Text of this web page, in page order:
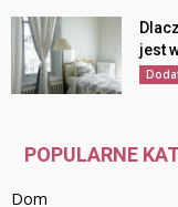
jest
POPULARNE
Dom